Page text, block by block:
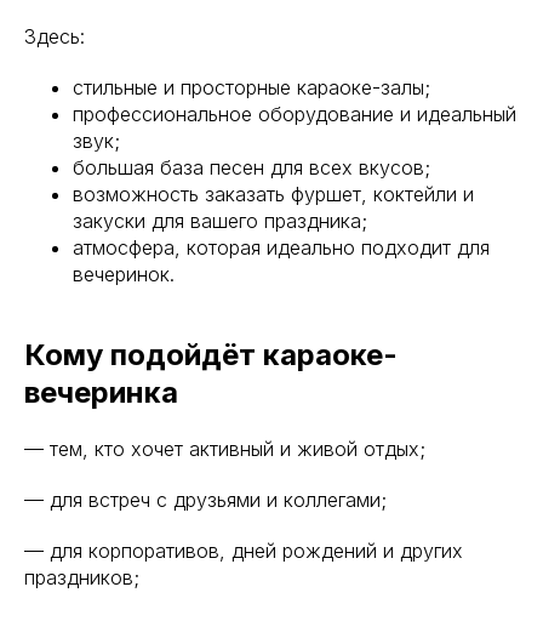
Здесь:
стильные и просторные караоке-залы;
профессиональное оборудование и идеальный
звук;
большая база песен для всех вкусов;
возможность заказать фуршет, коктейли и
закуски для вашего праздника;
атмосфера, которая идеально подходит для
вечеринок.
Кому подойдёт караоке-
вечеринка
— тем, кто хочет активный и живой отдых;
— для встреч с друзьями и коллегами;
— для корпоративов, дней рождений и других
праздников;
+7 (495) 988-74-44